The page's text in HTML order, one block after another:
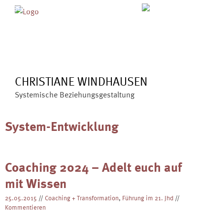
CHRISTIANE WINDHAUSEN
Systemische Beziehungsgestaltung
ÜBER MICH
System-Entwicklung
Coaching 2024 – Adelt euch auf
mit Wissen
25.05.2015 // Coaching + Transformation, Führung im 21. Jhd //
Kommentieren